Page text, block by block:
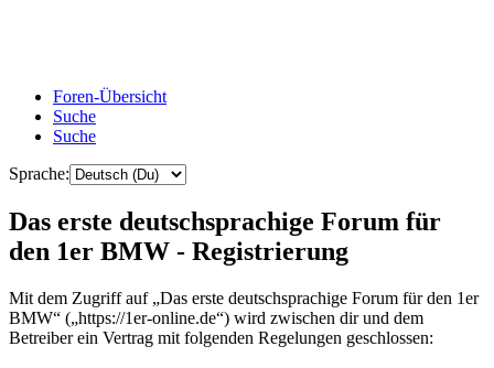
Foren-Übersicht
Suche
Suche
Sprache:
Das erste deutschsprachige Forum für
den 1er BMW - Registrierung
Mit dem Zugriff auf „Das erste deutschsprachige Forum für den 1er
BMW“ („https://1er-online.de“) wird zwischen dir und dem
Betreiber ein Vertrag mit folgenden Regelungen geschlossen: